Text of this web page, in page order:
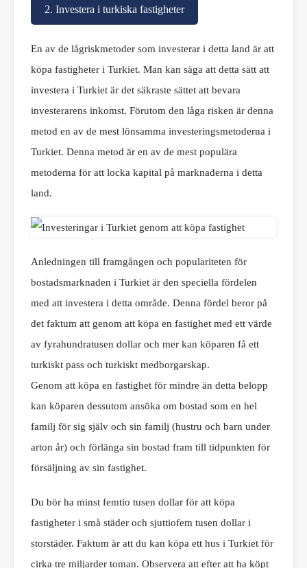
2. Investera i turkiska fastigheter
En av de lågriskmetoder som investerar i detta land är att
köpa fastigheter i Turkiet. Man kan säga att detta sätt att
investera i Turkiet är det säkraste sättet att bevara
investerarens inkomst. Förutom den låga risken är denna
metod en av de mest lönsamma investeringsmetoderna i
Turkiet. Denna metod är en av de mest populära
metoderna för att locka kapital på marknaderna i detta
land.
Anledningen till framgången och populariteten för
bostadsmarknaden i Turkiet är den speciella fördelen
med att investera i detta område. Denna fördel beror på
det faktum att genom att köpa en fastighet med ett värde
av fyrahundratusen dollar och mer kan köparen få ett
turkiskt pass och turkiskt medborgarskap.
Genom att köpa en fastighet för mindre än detta belopp
kan köparen dessutom ansöka om bostad som en hel
familj för sig själv och sin familj (hustru och barn under
arton år) och förlänga sin bostad fram till tidpunkten för
försäljning av sin fastighet.
Du bör ha minst femtio tusen dollar för att köpa
fastigheter i små städer och sjuttiofem tusen dollar i
storstäder. Faktum är att du kan köpa ett hus i Turkiet för
cirka tre miljarder toman. Observera att efter att ha köpt